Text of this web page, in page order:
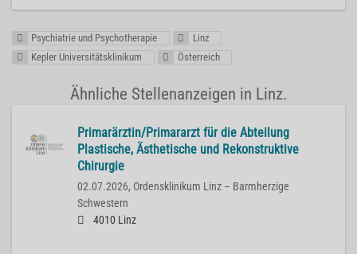
Psychiatrie und Psychotherapie
Linz
Kepler Universitätsklinikum
Österreich
Ähnliche Stellenanzeigen in Linz.
Primarärztin/Primararzt für die Abteilung
Plastische, Ästhetische und Rekonstruktive
Chirurgie
02.07.2026, Ordensklinikum Linz – Barmherzige
Schwestern
4010 Linz